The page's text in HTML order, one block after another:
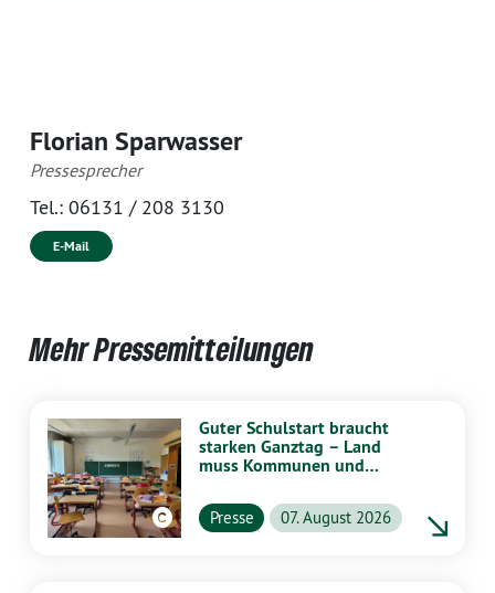
Florian Sparwasser
Pressesprecher
Tel.: 06131 / 208 3130
E-Mail
Mehr Pressemitteilungen
Guter Schulstart braucht
starken Ganztag – Land
muss Kommunen und
unterstützen
Presse 07. August 2026